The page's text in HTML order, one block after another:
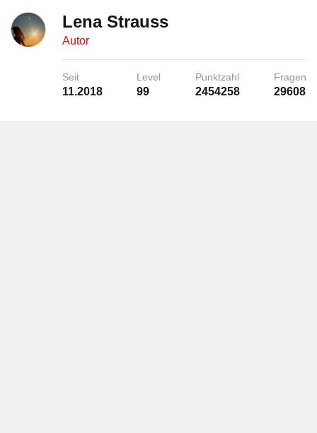
Lena Strauss
Autor
Seit
11.2018
Level
99
Punktzahl
2454258
Fragen
29608